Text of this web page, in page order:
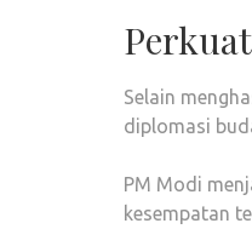
Selain
diplomasi
PM Modi
kesempatan